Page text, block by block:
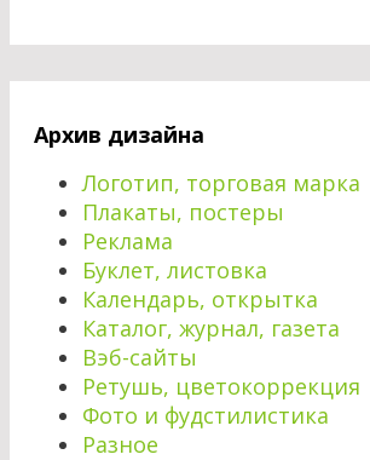
Архив дизайна
Логотип, торговая марка
Плакаты, постеры
Реклама
Буклет, листовка
Календарь, открытка
Каталог, журнал, газета
Вэб-сайты
Ретушь, цветокоррекция
Фото и фудстилистика
Разное